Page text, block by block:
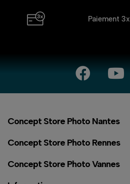
Paiement 3x
Concept Store Photo Nantes
Concept Store Photo Rennes
Concept Store Photo Vannes